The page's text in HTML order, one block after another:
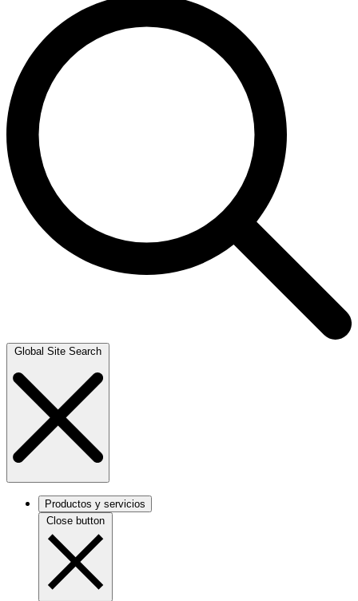
Global Site Search
Productos y servicios
Close button